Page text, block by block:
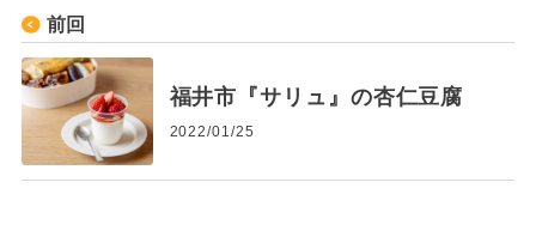
前回
福井市『サリュ』の杏仁豆腐
2022/01/25